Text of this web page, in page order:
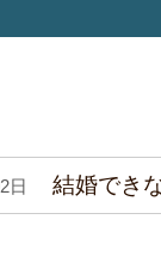
日 結婚でき